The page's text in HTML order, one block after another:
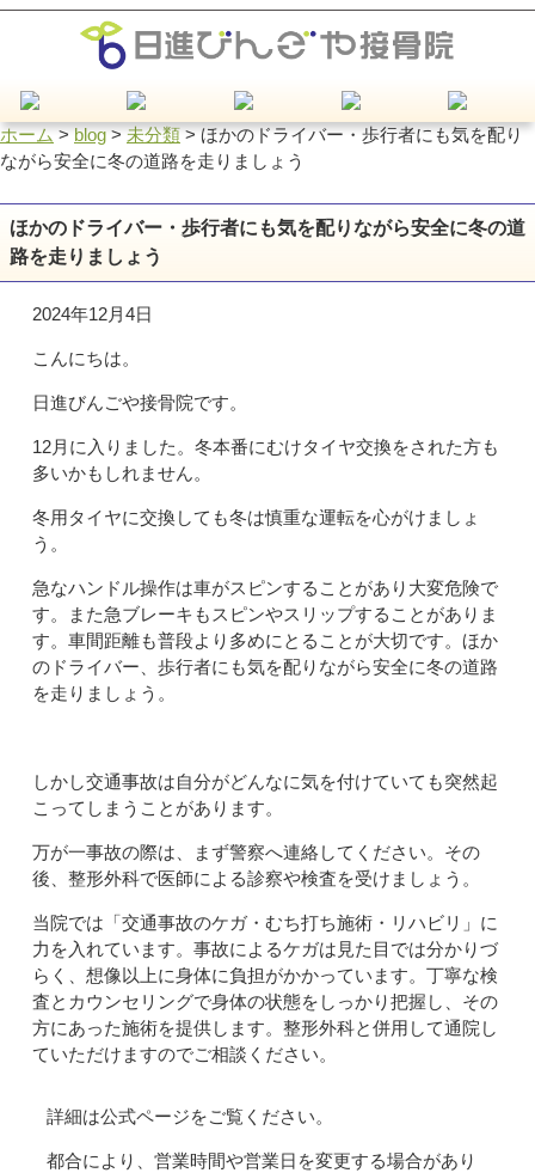
ホーム>blog>未分類>ほかのドライバー・歩行者にも気を配り
ながら安全に冬の道路を走りましょう
ほかのドライバー・歩行者にも気を配りながら安全に冬の道
路を走りましょう
2024年12月4日
こんにちは。
日進びんごや接骨院です。
12月に入りました。冬本番にむけタイヤ交換をされた方も
多いかもしれません。
冬用タイヤに交換しても冬は慎重な運転を心がけましょ
う。
急なハンドル操作は車がスピンすることがあり大変危険で
す。また急ブレーキもスピンやスリップすることがありま
す。車間距離も普段より多めにとることが大切です。ほか
のドライバー、歩行者にも気を配りながら安全に冬の道路
を走りましょう。
しかし交通事故は自分がどんなに気を付けていても突然起
こってしまうことがあります。
万が一事故の際は、まず警察へ連絡してください。その
後、整形外科で医師による診察や検査を受けましょう。
当院では「交通事故のケガ・むち打ち施術・リハビリ」に
力を入れています。事故によるケガは見た目では分かりづ
らく、想像以上に身体に負担がかかっています。丁寧な検
査とカウンセリングで身体の状態をしっかり把握し、その
方にあった施術を提供します。整形外科と併用して通院し
ていただけますのでご相談ください。
詳細は公式ページをご覧ください。
都合により、営業時間や営業日を変更する場合があり